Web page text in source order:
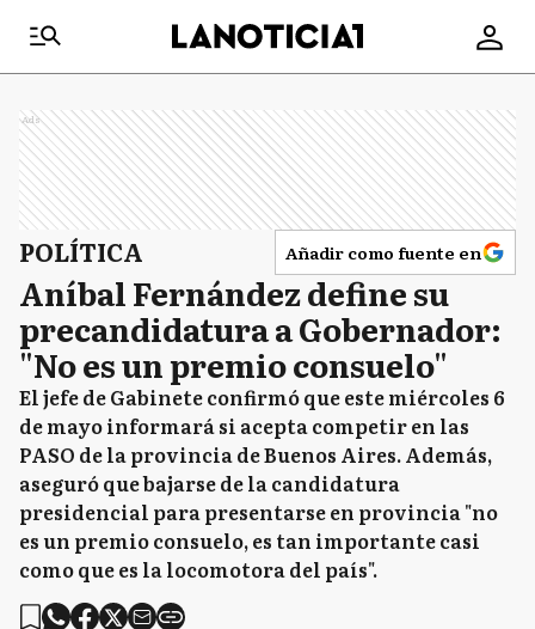
Ads
POLÍTICA Añadir como fuente en
Aníbal Fernández define su
precandidatura a Gobernador:
"No es un premio consuelo"
El jefe de Gabinete confirmó que este miércoles 6
de mayo informará si acepta competir en las
PASO de la provincia de Buenos Aires. Además,
aseguró que bajarse de la candidatura
presidencial para presentarse en provincia "no
es un premio consuelo, es tan importante casi
como que es la locomotora del país".